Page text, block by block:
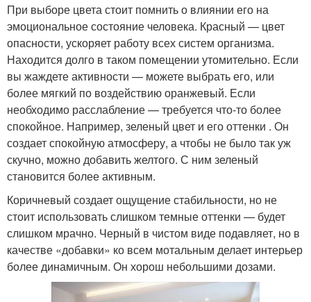
При выборе цвета стоит помнить о влиянии его на
эмоциональное состояние человека. Красный — цвет
опасности, ускоряет работу всех систем организма.
Находится долго в таком помещении утомительно. Если
вы жаждете активности — можете выбрать его, или
более мягкий по воздействию оранжевый. Если
необходимо расслабление — требуется что-то более
спокойное. Например, зеленый цвет и его оттенки . Он
создает спокойную атмосферу, а чтобы не было так уж
скучно, можно добавить желтого. С ним зеленый
становится более активным.
Коричневый создает ощущение стабильности, но не
стоит использовать слишком темные оттенки — будет
слишком мрачно. Черный в чистом виде подавляет, но в
качестве «добавки» ко всем мотальным делает интерьер
более динамичным. Он хорош небольшими дозами.